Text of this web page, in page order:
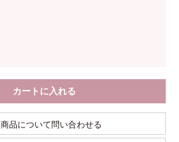
商品について問い合わせる